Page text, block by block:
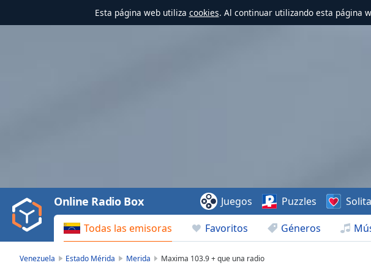
Esta página web utiliza cookies. Al continuar utilizando esta página
Video
Play
Backward
Skip
Todas las emisoras Favoritos Géneros
Online Radio Box Juegos Puzzles
Venezuela Estado Mérida Merida Maxima 103.9 + que una radio